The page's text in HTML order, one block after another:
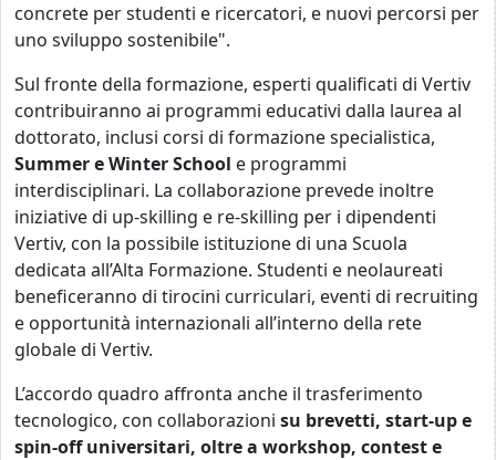
concrete per studenti e ricercatori, e nuovi percorsi per
uno sviluppo sostenibile".
Sul fronte della formazione, esperti qualificati di Vertiv
contribuiranno ai programmi educativi dalla laurea al
dottorato, inclusi corsi di formazione specialistica,
Summer e Winter School e programmi
interdisciplinari. La collaborazione prevede inoltre
iniziative di up-skilling e re-skilling per i dipendenti
Vertiv, con la possibile istituzione di una Scuola
dedicata all’Alta Formazione. Studenti e neolaureati
beneficeranno di tirocini curriculari, eventi di recruiting
e opportunità internazionali all’interno della rete
globale di Vertiv.
L’accordo quadro affronta anche il trasferimento
tecnologico, con collaborazioni su brevetti, start-up e
spin-off universitari, oltre a workshop, contest e